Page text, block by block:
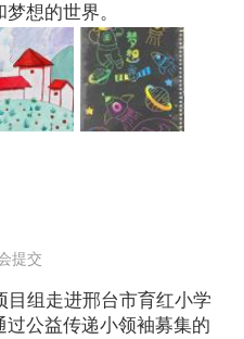
想的世界。
提交
目组走进邢台市育红小学
过公益传递小领袖募集的